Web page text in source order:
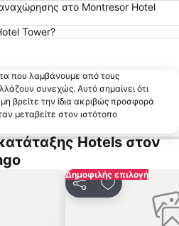
στο Montresor Hotel
Tower?
που λαμβάνουμε από τους
συνεχώς. Αυτό σημαίνει ότι
βρείτε την ίδια ακριβώς προσφορά
μεταβείτε στον ιστότοπο
Hotels στον
Δημοφιλής επιλογή
ΚοινοποίησηΠροσθήκη